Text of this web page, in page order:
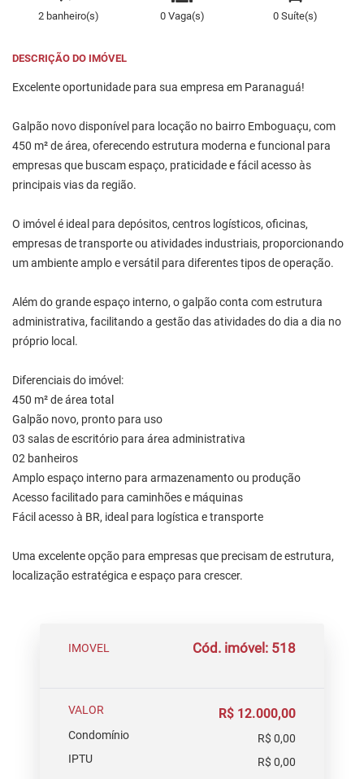
2 banheiro(s) 0 Vaga(s) 0 Suíte(s)
DESCRIÇÃO DO IMÓVEL
Excelente oportunidade para sua empresa em Paranaguá!
Galpão novo disponível para locação no bairro Emboguaçu, com
450 m² de área, oferecendo estrutura moderna e funcional para
empresas que buscam espaço, praticidade e fácil acesso às
principais vias da região.
O imóvel é ideal para depósitos, centros logísticos, oficinas,
empresas de transporte ou atividades industriais, proporcionando
um ambiente amplo e versátil para diferentes tipos de operação.
Além do grande espaço interno, o galpão conta com estrutura
administrativa, facilitando a gestão das atividades do dia a dia no
próprio local.
Diferenciais do imóvel:
450 m² de área total
Galpão novo, pronto para uso
03 salas de escritório para área administrativa
02 banheiros
Amplo espaço interno para armazenamento ou produção
Acesso facilitado para caminhões e máquinas
Fácil acesso à BR, ideal para logística e transporte
Uma excelente opção para empresas que precisam de estrutura,
localização estratégica e espaço para crescer.
IMOVEL Cód. imóvel: 518
VALOR R$ 12.000,00
Condomínio
R$ 0,00
IPTU
R$ 0,00